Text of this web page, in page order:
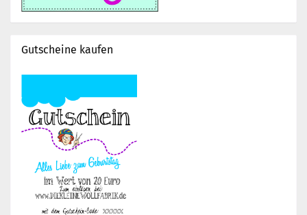
Gutscheine kaufen